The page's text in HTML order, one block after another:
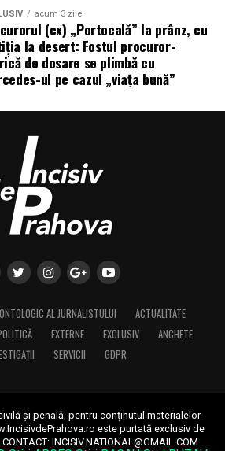
acum 3 zile
(ex) „Portocală” la prânz, cu
la desert: Fostul procuror-
de dosare se plimbă cu
ul pe cazul „viața bună”
AL JURNALISTULUI
ACTUALITATE
EXTERNE EXCLUSIV
ANCHETE
SERVICII GDPR
și penală, pentru conținutul materialelor
este purtată exclusiv de
CONTACT: INCISIV.NATIONAL@GMAIL.COM